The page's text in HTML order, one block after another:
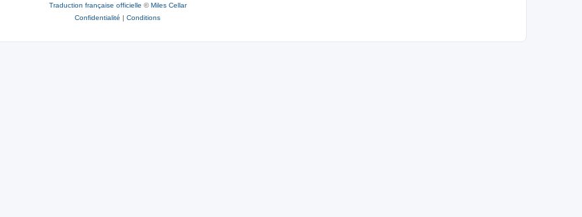
Traduction française officielle ©Miles Cellar
Confidentialité | Conditions